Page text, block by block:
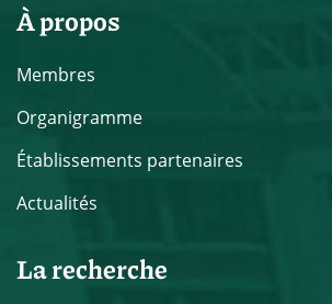
À propos
Membres
Organigramme
Établissements partenaires
Actualités
La recherche